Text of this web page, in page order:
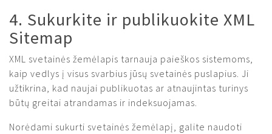
4. Sukurkite ir publikuokite XML
Sitemap
XML svetainės žemėlapis tarnauja paieškos sistemoms,
kaip vedlys į visus svarbius jūsų svetainės puslapius. Ji
užtikrina, kad naujai publikuotas ar atnaujintas turinys
būtų greitai atrandamas ir indeksuojamas.
Norėdami sukurti svetainės žemėlapį, galite naudoti